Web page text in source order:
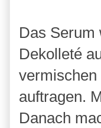
Das Serum
Dekolleté
vermischen
auftragen.
Danach